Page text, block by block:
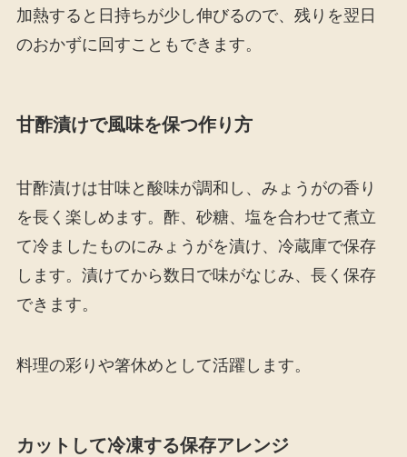
加熱すると日持ちが少し伸びるので、残りを翌日
のおかずに回すこともできます。
甘酢漬けで風味を保つ作り方
甘酢漬けは甘味と酸味が調和し、みょうがの香り
を長く楽しめます。酢、砂糖、塩を合わせて煮立
て冷ましたものにみょうがを漬け、冷蔵庫で保存
します。漬けてから数日で味がなじみ、長く保存
できます。
料理の彩りや箸休めとして活躍します。
カットして冷凍する保存アレンジ